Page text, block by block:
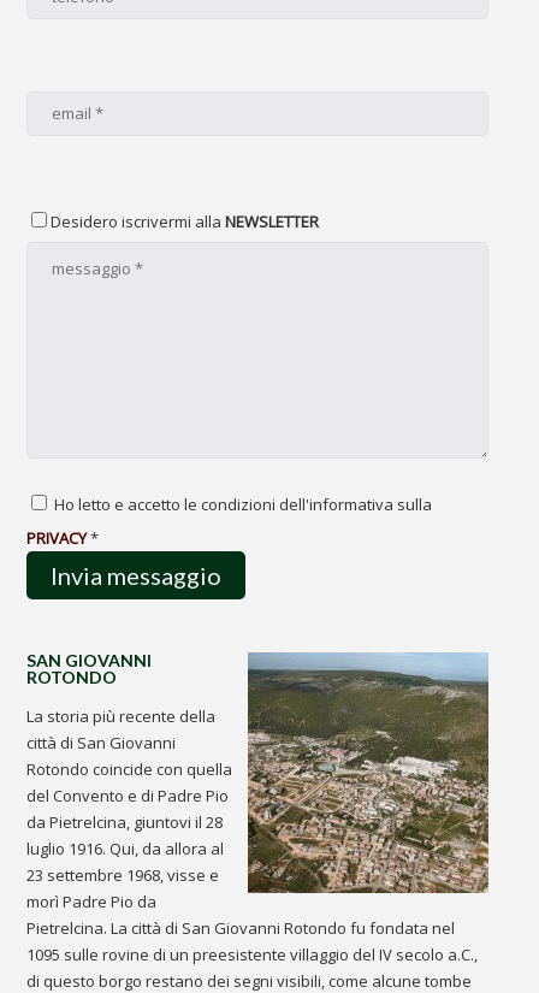
Desidero iscrivermi allaNEWSLETTER
Ho letto e accetto le condizioni dell'informativa sulla
PRIVACY*
SAN GIOVANNI
ROTONDO
La storia più recente della
città di San Giovanni
Rotondo coincide con quella
del Convento e di Padre Pio
da Pietrelcina, giuntovi il 28
luglio 1916. Qui, da allora al
23 settembre 1968, visse e
morì Padre Pio da
Pietrelcina. La città di San Giovanni Rotondo fu fondata nel
1095 sulle rovine di un preesistente villaggio del IV secolo a.C.,
di questo borgo restano dei segni visibili, come alcune tombe